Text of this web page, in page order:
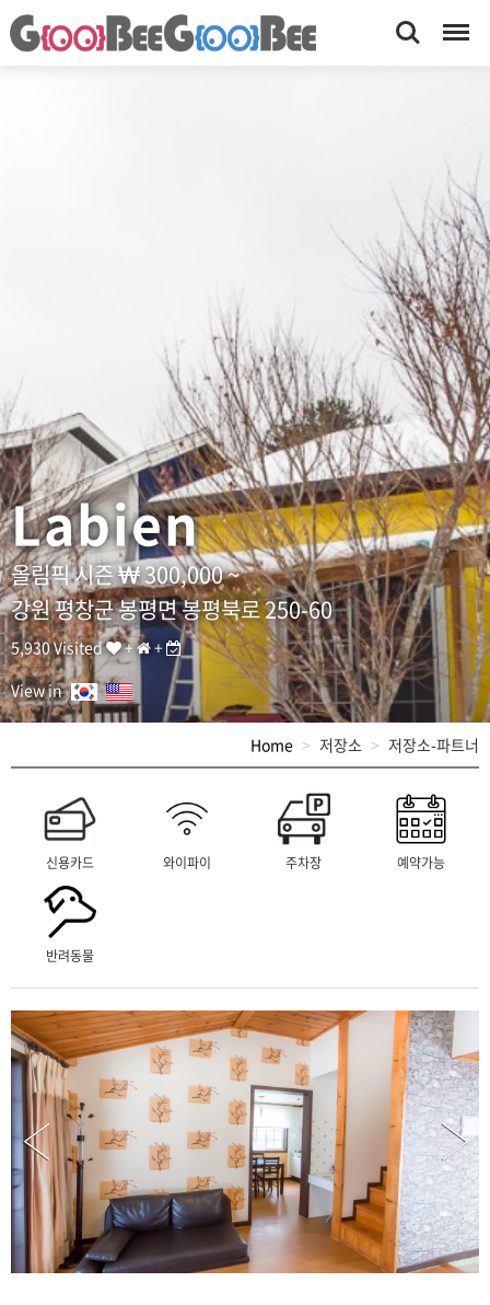
Search Menu
-
6
0
Labien
올림픽 시즌
300,000 ~
강원 평창군 봉평면 봉평북로 250-60
5,930 Visited +
+
View in
Home 저장소 저장소-파트너
신용카드 와이파이 주차장 예약가능
반려동물